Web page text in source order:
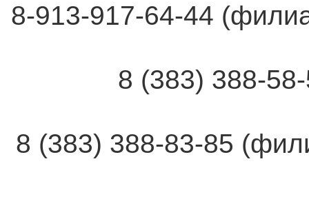
8-913-917-64-44
8 (383) 388-
8 (383) 388-83-85